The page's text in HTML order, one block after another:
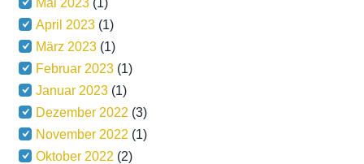
April 2023 (1)
März 2023 (1)
Februar 2023 (1)
Januar 2023 (1)
Dezember 2022 (3)
November 2022 (1)
Oktober 2022 (2)